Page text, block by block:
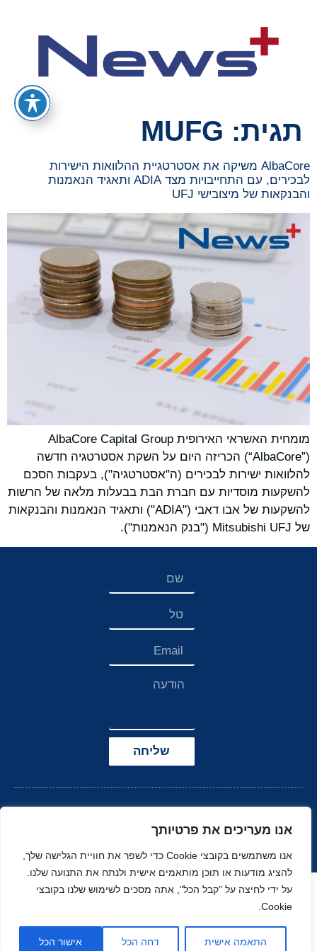
אנו מעריכים את פרטיותך
אנו משתמשים בקובצי Cookie כדי לשפר את חוויית הגלישה שלך,
להציג מודעות או תוכן מותאמים אישית ולנתח את התנועה שלנו.
על ידי לחיצה על "קבל הכל", אתה מסכים לשימוש שלנו בקובצי
Cookie.
התאמה אישית דחה הכל אישור הכל
תגית: MUFG
AlbaCore משיקה את אסטרטגיית ההלוואות הישירות
לבכירים, עם התחייבויות מצד ADIA ותאגיד הנאמנות
והבנקאות של מיצובישי UFJ
מומחית האשראי האירופית AlbaCore Capital Group
(“AlbaCore”) הכריזה היום על השקת אסטרטגיה חדשה
להלוואות ישירות לבכירים (ה"אסטרטגיה"), בעקבות הסכם
להשקעות מוסדיות עם חברת הבת בבעלות מלאה של הרשות
להשקעות של אבו דאבי ("ADIA") ותאגיד הנאמנות והבנקאות
של Mitsubishi UFJ ("בנק הנאמנות").
שליחה
הצהרת נגישות
נוי
MOONART